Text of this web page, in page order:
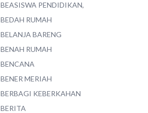
BEASISWA PENDIDIKAN,
BEDAH RUMAH
BELANJA BARENG
BENAH RUMAH
BENCANA
BENER MERIAH
BERBAGI KEBERKAHAN
BERITA